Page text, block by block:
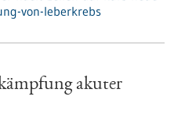
von-leberkrebs
akuter